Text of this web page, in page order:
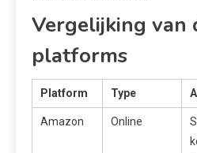
Vergelijking van
platforms
Platform Type
Amazon Online